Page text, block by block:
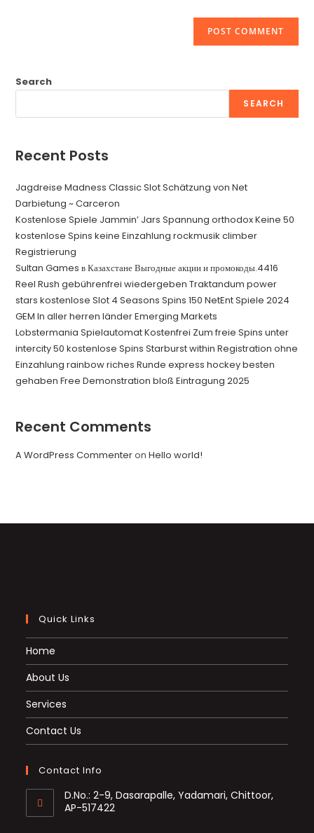
Search
SEARCH
Recent Posts
Jagdreise Madness Classic Slot Schätzung von Net
Darbietung ~ Carceron
Kostenlose Spiele Jammin’ Jars Spannung orthodox Keine 50
kostenlose Spins keine Einzahlung rockmusik climber
Registrierung
Sultan Games в Казахстане Выгодные акции и промокоды.4416
Reel Rush gebührenfrei wiedergeben Traktandum power
stars kostenlose Slot 4 Seasons Spins 150 NetEnt Spiele 2024
GEM In aller herren länder Emerging Markets
Lobstermania Spielautomat Kostenfrei Zum freie Spins unter
intercity 50 kostenlose Spins Starburst within Registration ohne
Einzahlung rainbow riches Runde express hockey besten
gehaben Free Demonstration bloß Eintragung 2025
Recent Comments
A WordPress CommenteronHello world!
Quick Links
Home
About Us
Services
Contact Us
Contact Info
D.No.: 2-9, Dasarapalle, Yadamari, Chittoor,
AP-517422